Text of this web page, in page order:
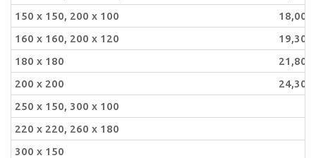
150 x 150, 200 x 100
18,00
160 x 160, 200 x 120
19,30
180 x 180
21,80
200 x 200
24,30
250 x 150, 300 x 100
220 x 220, 260 x 180
300 x 150